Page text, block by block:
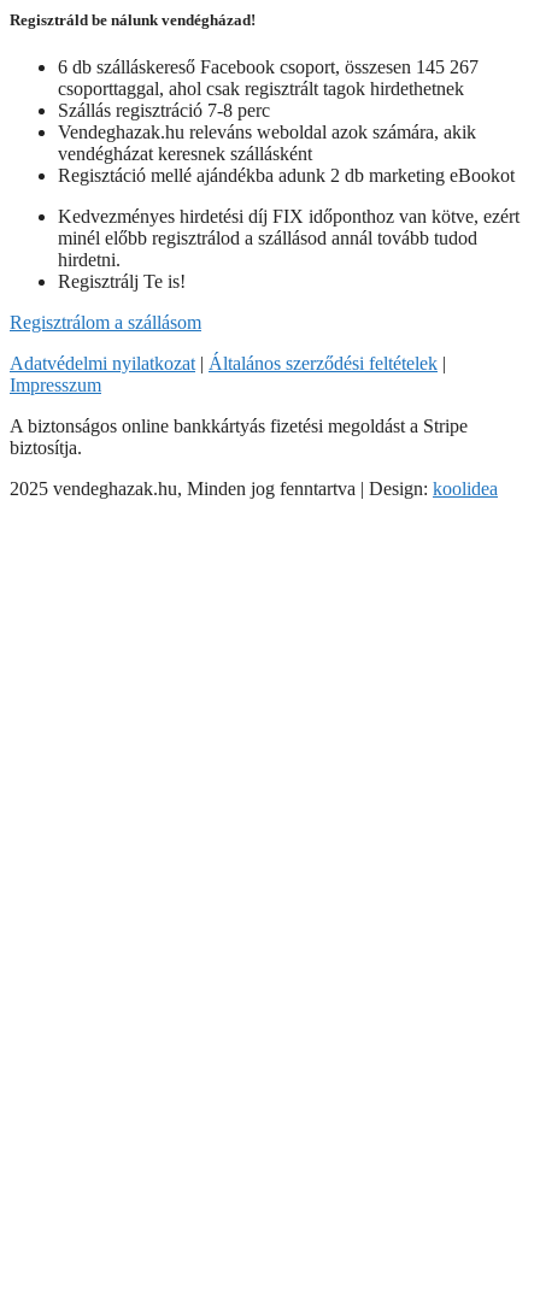
Regisztráld be nálunk vendégházad!
6 db szálláskereső Facebook csoport, összesen 145 267
csoporttaggal, ahol csak regisztrált tagok hirdethetnek
Szállás regisztráció 7-8 perc
Vendeghazak.hu releváns weboldal azok számára, akik
vendégházat keresnek szállásként
Regisztáció mellé ajándékba adunk 2 db marketing eBookot
Kedvezményes hirdetési díj FIX időponthoz van kötve, ezért
minél előbb regisztrálod a szállásod annál tovább tudod
hirdetni.
Regisztrálj Te is!
Regisztrálom a szállásom
Adatvédelmi nyilatkozat | Általános szerződési feltételek |
Impresszum
A biztonságos online bankkártyás fizetési megoldást a Stripe
biztosítja.
2025 vendeghazak.hu, Minden jog fenntartva | Design: koolidea